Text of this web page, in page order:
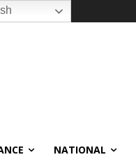
NATIONAL